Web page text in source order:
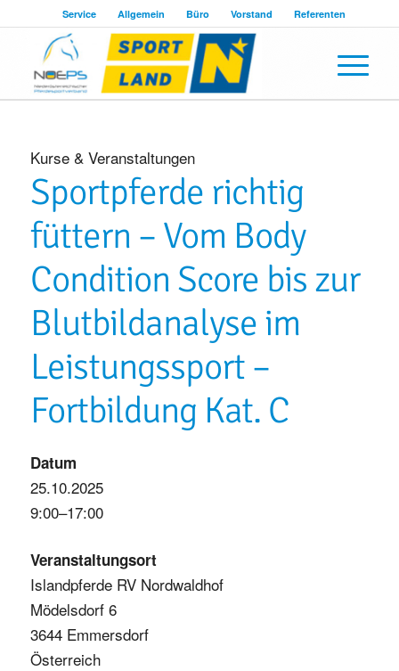
Service Allgemein Büro Vorstand Referenten
Kurse & Veranstaltungen
Sportpferde richtig
füttern – Vom Body
Condition Score bis zur
Blutbildanalyse im
Leistungssport –
Fortbildung Kat. C
Datum
25.10.2025
9:00–17:00
Veranstaltungsort
Islandpferde RV Nordwaldhof
Mödelsdorf 6
3644 Emmersdorf
Österreich